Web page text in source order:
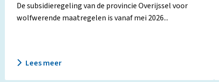
De subsidieregeling van de provincie Overijssel voor
wolfwerende maatregelen is vanaf mei 2026...
Lees meer